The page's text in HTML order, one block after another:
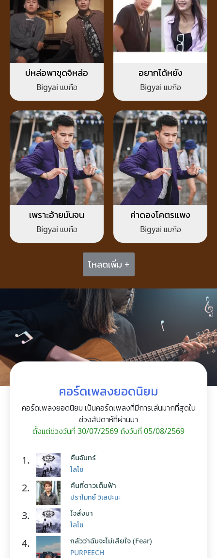
บ่หล่อพาขุดจิหล่อ
Bigyai แบกือ
อยากได้หยัง
Bigyai แบกือ
เพราะอ้ายมันจน
Bigyai แบกือ
ค่าดองโคตรแพง
Bigyai แบกือ
โหลดเพิ่ม +
คอร์ดเพลงยอดนิยม
คอร์ดเพลงยอดนิยม เป็นคอร์ดเพลงที่มีการเล่นมากที่สุดใน
ช่วงสัปดาห์ที่ผ่านมา
ตั้งแต่ช่วงวันที่ 30/07/2569 ถึงวันที่ 05/08/2569
1. คืนจันทร์
โลโซ
2. คืนที่ดาวเต็มฟ้า
ปราโมทย์ วิเลปะนะ
3. ใจสั่งมา
โลโซ
4. กลัวว่าฉันจะไม่เสียใจ (Fear)
PURPEECH